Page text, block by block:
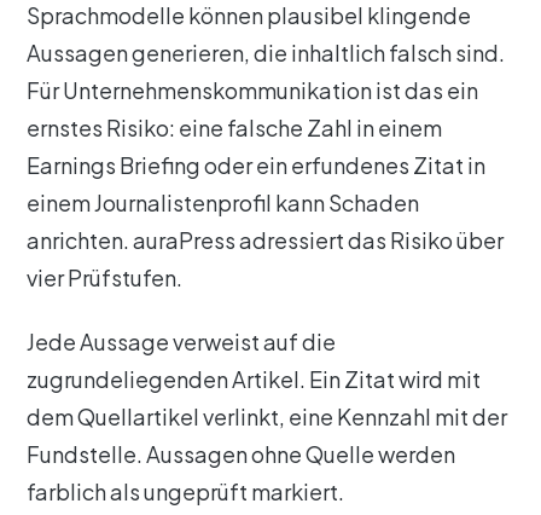
Sprachmodelle können plausibel klingende
Aussagen generieren, die inhaltlich falsch sind.
Für Unternehmenskommunikation ist das ein
ernstes Risiko: eine falsche Zahl in einem
Earnings Briefing oder ein erfundenes Zitat in
einem Journalistenprofil kann Schaden
anrichten. auraPress adressiert das Risiko über
vier Prüfstufen.
Jede Aussage verweist auf die
zugrundeliegenden Artikel. Ein Zitat wird mit
dem Quellartikel verlinkt, eine Kennzahl mit der
Fundstelle. Aussagen ohne Quelle werden
farblich als ungeprüft markiert.